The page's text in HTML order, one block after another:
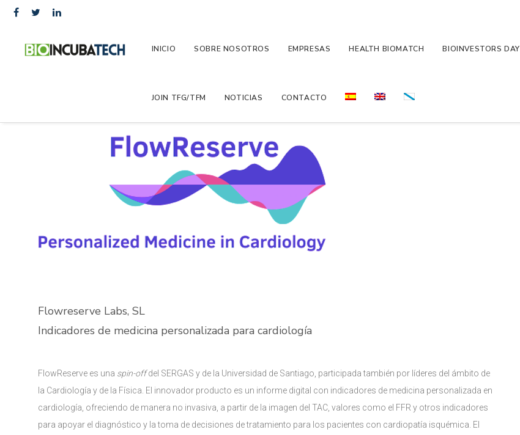
INICIO SOBRE NOSOTROS EMPRESAS HEALTH BIOMATCH BIOINVESTORS DAY
JOIN TFG/TFM NOTICIAS CONTACTO
Flowreserve Labs, SL
Indicadores de medicina personalizada para cardiología
FlowReserve es una spin-offdel SERGAS y de la Universidad de Santiago, participada también por líderes del ámbito de
la Cardiología y de la Física. El innovador producto es un informe digital con indicadores de medicina personalizada en
cardiología, ofreciendo de manera no invasiva, a partir de la imagen del TAC, valores como el FFR y otros indicadores
para apoyar el diagnóstico y la toma de decisiones de tratamiento para los pacientes con cardiopatía isquémica. El